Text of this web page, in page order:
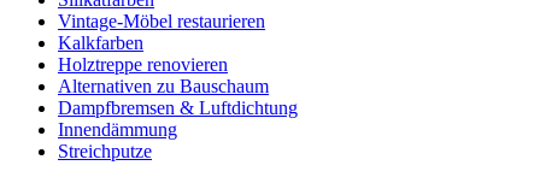
Vintage-Möbel restaurieren
Kalkfarben
Holztreppe renovieren
Alternativen zu Bauschaum
Dampfbremsen & Luftdichtung
Innendämmung
Streichputze